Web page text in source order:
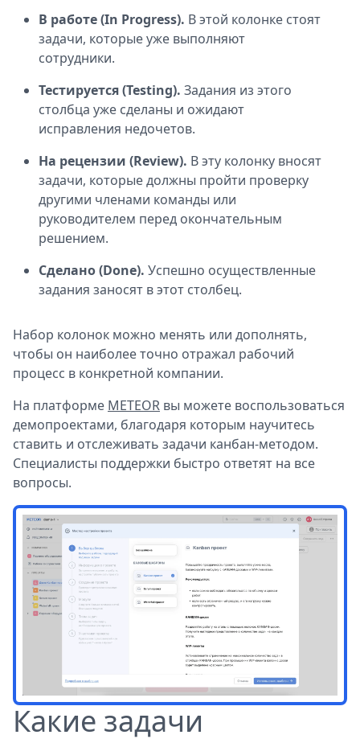
В работе (In Progress). В этой колонке стоят
задачи, которые уже выполняют
сотрудники.
Тестируется (Testing). Задания из этого
столбца уже сделаны и ожидают
исправления недочетов.
На рецензии (Review). В эту колонку вносят
задачи, которые должны пройти проверку
другими членами команды или
руководителем перед окончательным
решением.
Сделано (Done). Успешно осуществленные
задания заносят в этот столбец.
Набор колонок можно менять или дополнять,
чтобы он наиболее точно отражал рабочий
процесс в конкретной компании.
На платформе METEOR вы можете воспользоваться
демопроектами, благодаря которым научитесь
ставить и отслеживать задачи канбан-методом.
Специалисты поддержки быстро ответят на все
вопросы.
Какие задачи